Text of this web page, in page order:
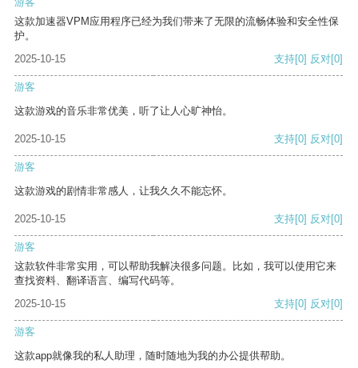
这款加速器VPM应用程序已经为我们带来了无限的流畅体验和安全性保
护。
2025-10-15
支持[0] 反对[0]
游客
这款游戏的音乐非常优美，听了让人心旷神怡。
2025-10-15 支持[0] 反对[0]
游客
这款游戏的剧情非常感人，让我久久不能忘怀。
2025-10-15 支持[0] 反对[0]
游客
这款软件非常实用，可以帮助我解决很多问题。比如，我可以使用它来
查找资料、翻译语言、编写代码等。
2025-10-15
支持[0] 反对[0]
游客
这款app就像我的私人助理，随时随地为我的办公提供帮助。